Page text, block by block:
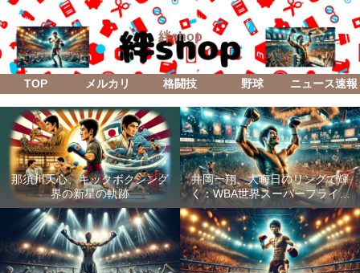
絆shop
TOP メルカリ 格闘技 野球 ニュース速報
那須川天心、キックボクシング
界の新星の軌跡
井岡一翔、大晦日のリングで輝
く：WBA世界スーパーフライ級
防衛戦「Lifetime Boxing Fights
18」